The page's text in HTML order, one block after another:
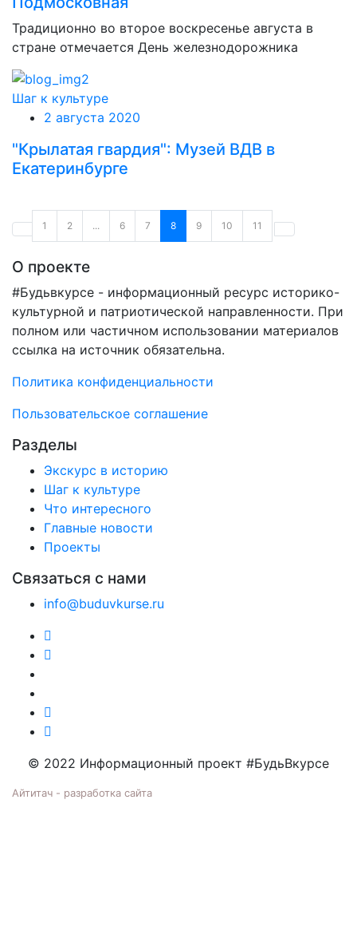
Традиционно во второе воскресенье августа в
стране отмечается День железнодорожника
Шаг к культуре
2 августа 2020
"Крылатая гвардия": Музей ВДВ в
Екатеринбурге
1 2 ... 6 7 8 9 10 11
О проекте
#Будьвкурсе - информационный ресурс историко-
культурной и патриотической направленности. При
полном или частичном использовании материалов
ссылка на источник обязательна.
Политика конфиденциальности
Пользовательское соглашение
Разделы
Экскурс в историю
Шаг к культуре
Что интересного
Главные новости
Проекты
Связаться с нами
info@buduvkurse.ru
© 2022 Информационный проект #БудьВкурсе
Айтитач - разработка сайта